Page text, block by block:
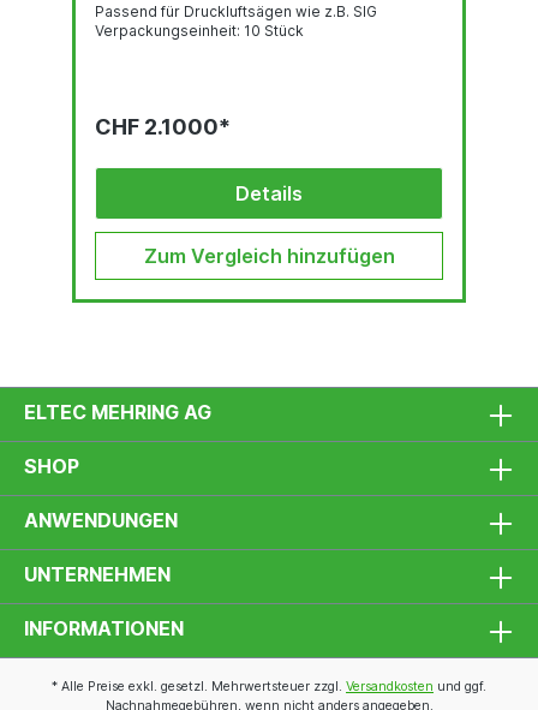
Passend für Druckluftsägen wie z.B. SIG
Verpackungseinheit: 10 Stück
CHF 2.1000*
Details
Zum Vergleich hinzufügen
ELTEC MEHRING AG
SHOP
ANWENDUNGEN
UNTERNEHMEN
INFORMATIONEN
* Alle Preise exkl. gesetzl. Mehrwertsteuer zzgl. Versandkosten und ggf.
Nachnahmegebühren, wenn nicht anders angegeben.